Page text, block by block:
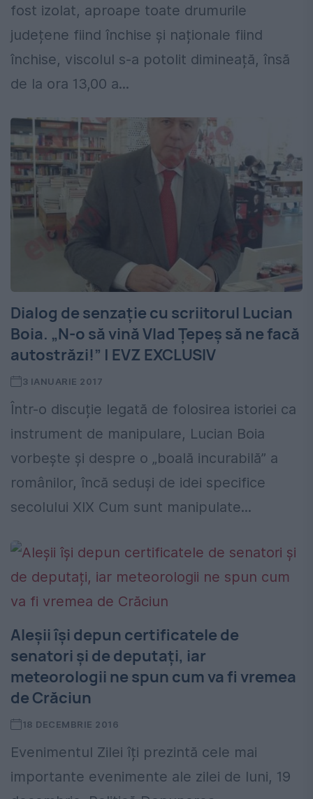
fost izolat, aproape toate drumurile
județene fiind închise și naționale fiind
închise, viscolul s-a potolit dimineață, însă
de la ora 13,00 a...
Dialog de senzație cu scriitorul Lucian
Boia. „N-o să vină Vlad Țepeș să ne facă
autostrăzi!” | EVZ EXCLUSIV
3 IANUARIE 2017
Într-o discuție legată de folosirea istoriei ca
instrument de manipulare, Lucian Boia
vorbește și despre o „boală incurabilă” a
românilor, încă seduși de idei specifice
secolului XIX Cum sunt manipulate...
Aleșii își depun certificatele de
senatori și de deputați, iar
meteorologii ne spun cum va fi vremea
de Crăciun
18 DECEMBRIE 2016
Evenimentul Zilei îți prezintă cele mai
importante evenimente ale zilei de luni, 19